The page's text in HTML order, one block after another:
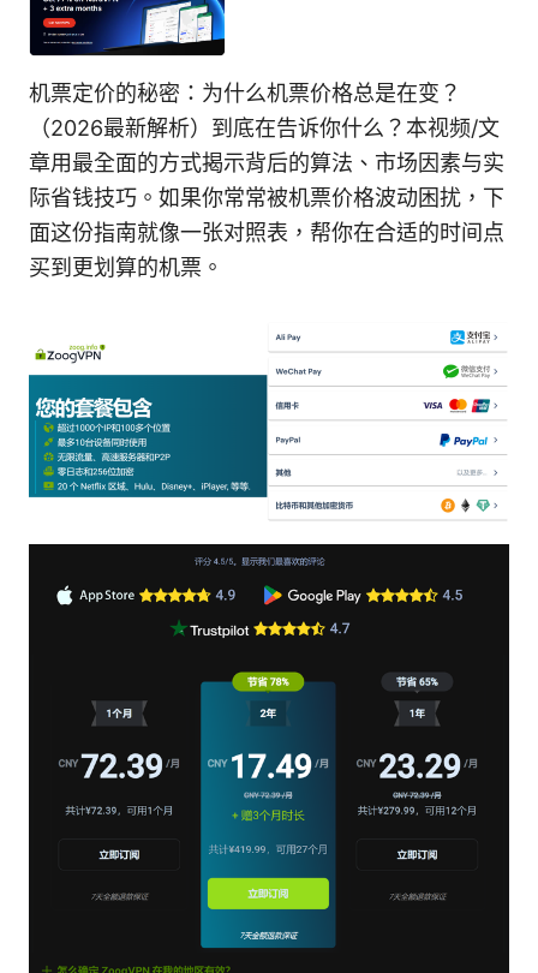
机票定价的秘密：为什么机票价格总是在变？
（2026最新解析）到底在告诉你什么？本视频/文
章用最全面的方式揭示背后的算法、市场因素与实
际省钱技巧。如果你常常被机票价格波动困扰，下
面这份指南就像一张对照表，帮你在合适的时间点
买到更划算的机票。